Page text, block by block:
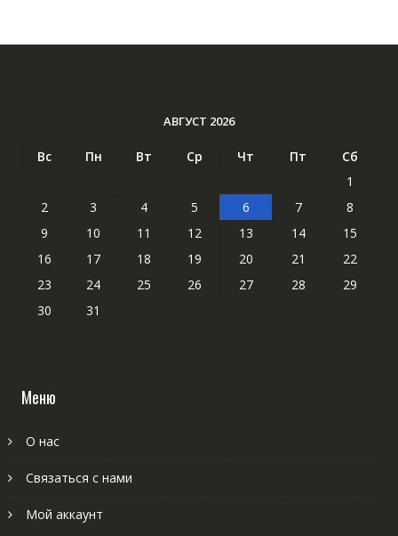
АВГУСТ 2026
Вс Пн Вт Ср Чт Пт
Сб
1
2
3 4 5 6 7
8
9
10 11 12 13 14
15
16
17 18 19 20 21
22
23
24 25 26 27 28
29
30
31
Меню
О нас
Связаться с нами
Мой аккаунт